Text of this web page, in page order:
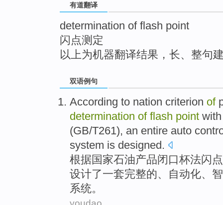
有道翻译
determination of flash point
闪点测定
以上为机器翻译结果，长、整句
双语例句
According to nation criterion of
determination of flash point
(GB/T261), an entire auto
system is designed.
根据国家石油产品闭口杯法闪点
设计了一套完整的、自动化、
系统。